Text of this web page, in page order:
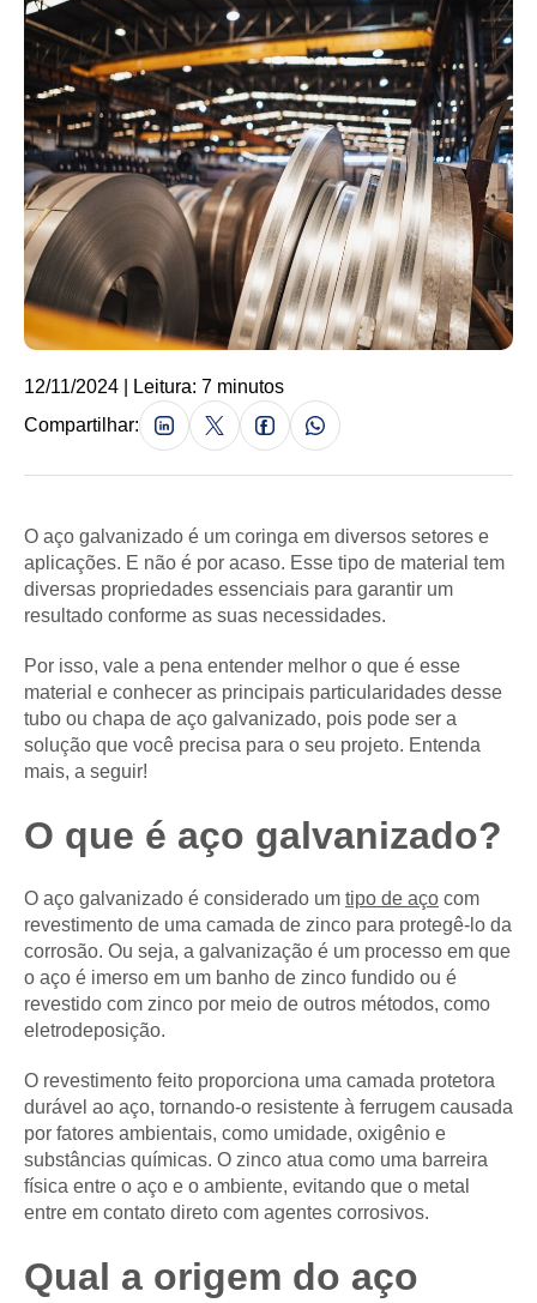
12/11/2024 | Leitura: 7 minutos
Compartilhar:
O aço galvanizado é um coringa em diversos setores e
aplicações. E não é por acaso. Esse tipo de material tem
diversas propriedades essenciais para garantir um
resultado conforme as suas necessidades.
Por isso, vale a pena entender melhor o que é esse
material e conhecer as principais particularidades desse
tubo ou chapa de aço galvanizado, pois pode ser a
solução que você precisa para o seu projeto. Entenda
mais, a seguir!
O que é aço galvanizado?
O aço galvanizado é considerado um tipo de aço com
revestimento de uma camada de zinco para protegê-lo da
corrosão. Ou seja, a galvanização é um processo em que
o aço é imerso em um banho de zinco fundido ou é
revestido com zinco por meio de outros métodos, como
eletrodeposição.
O revestimento feito proporciona uma camada protetora
durável ao aço, tornando-o resistente à ferrugem causada
por fatores ambientais, como umidade, oxigênio e
substâncias químicas. O zinco atua como uma barreira
física entre o aço e o ambiente, evitando que o metal
entre em contato direto com agentes corrosivos.
Qual a origem do aço